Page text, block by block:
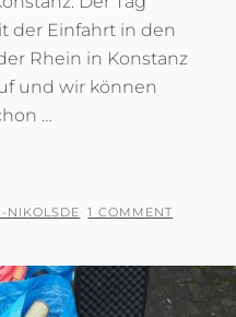
der Einfahrt in den
Rhein in Konstanz
und wir können
…
NIKOLSDE 1 COMMENT